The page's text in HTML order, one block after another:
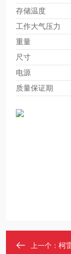
存储温度
工作大气压力
重量
尺寸
电源
质量保证期
上一个： 柯